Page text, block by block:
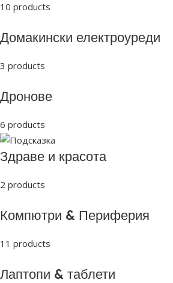
10 products
Домакински електроуреди
3 products
Дронове
6 products
Здраве и красота
2 products
Компютри & Периферия
11 products
Лаптопи & таблети